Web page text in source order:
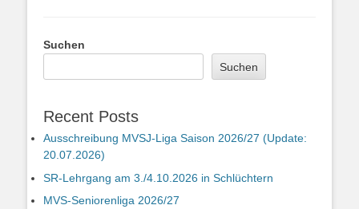
Suchen
Suchen
Recent Posts
Ausschreibung MVSJ-Liga Saison 2026/27 (Update:
20.07.2026)
SR-Lehrgang am 3./4.10.2026 in Schlüchtern
MVS-Seniorenliga 2026/27